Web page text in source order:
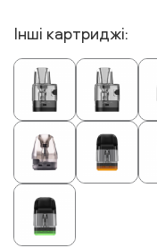
Інші картриджі: